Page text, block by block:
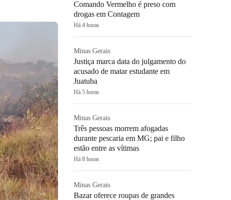
Comando Vermelho é preso com
drogas em Contagem
Há 4 horas
Minas Gerais
Justiça marca data do julgamento do
acusado de matar estudante em
Juatuba
Há 5 horas
Minas Gerais
Três pessoas morrem afogadas
durante pescaria em MG; pai e filho
estão entre as vítimas
Há 8 horas
Minas Gerais
Bazar oferece roupas de grandes